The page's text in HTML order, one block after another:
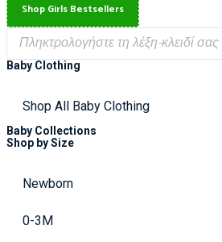
Shop Girls Bestsellers
Baby Clothing
Shop All Baby Clothing
Baby Collections
Shop by Size
Newborn
0-3M